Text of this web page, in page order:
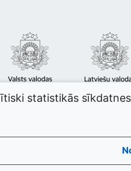
statistikās